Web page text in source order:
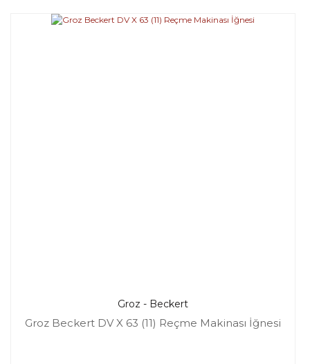
Groz - Beckert
Groz Beckert DV X 63 (11) Reçme Makinası İğnesi